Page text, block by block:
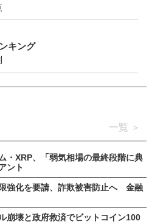
キング
一覧
・XRP、「弱気相場の最終段階に典
ント
強化を要請、詐欺被害防止へ 金融
崩壊と政府救済でビットコイン100